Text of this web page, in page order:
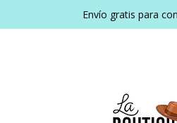
Envío gratis para